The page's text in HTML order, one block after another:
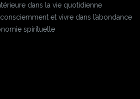
dans la vie quotidienne
et vivre dans l’abondance
spirituelle